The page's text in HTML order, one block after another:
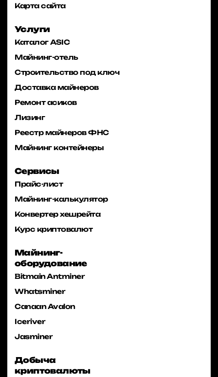
Карта сайта
Услуги
Каталог ASIC
Майнинг-отель
Строительство под ключ
Доставка майнеров
Ремонт асиков
Лизинг
Реестр майнеров ФНС
Майнинг контейнеры
Сервисы
Прайс-лист
Майнинг-калькулятор
Конвертер хешрейта
Курс криптовалют
Майнинг-
оборудование
Bitmain Antminer
Whatsminer
Canaan Avalon
Iceriver
Jasminer
Добыча
криптовалюты